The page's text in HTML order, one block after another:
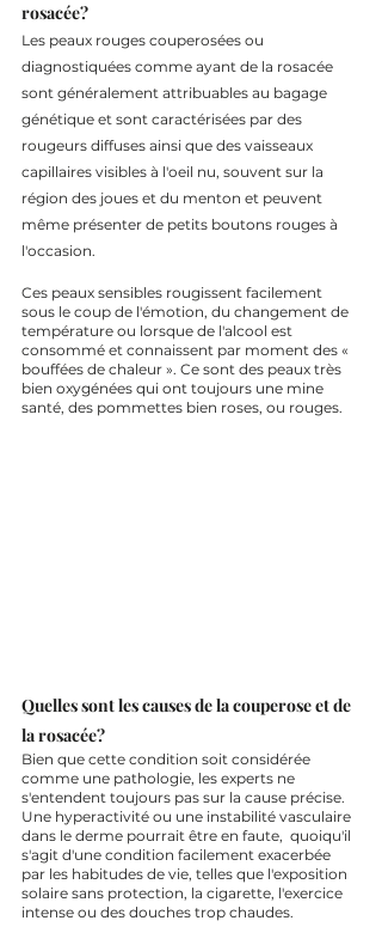
rosacée?
Les peaux rouges couperosées ou
diagnostiquées comme ayant de la rosacée
sont généralement attribuables au bagage
génétique et sont caractérisées par des
rougeurs diffuses ainsi que des vaisseaux
capillaires visibles à l'oeil nu, souvent sur la
région des joues et du menton et peuvent
même présenter de petits boutons rouges à
l'occasion.
Ces peaux sensibles rougissent facilement
sous le coup de l'émotion, du changement de
température ou lorsque de l'alcool est
consommé et connaissent par moment des «
bouffées de chaleur ». Ce sont des peaux très
bien oxygénées qui ont toujours une mine
santé, des pommettes bien roses, ou rouges.
Quelles sont les causes de la couperose et de
la rosacée?
Bien que cette condition soit considérée
comme une pathologie, les experts ne
s'entendent toujours pas sur la cause précise.
Une hyperactivité ou une instabilité vasculaire
dans le derme pourrait être en faute,  quoiqu'il
s'agit d'une condition facilement exacerbée
par les habitudes de vie, telles que l'exposition
solaire sans protection, la cigarette, l'exercice
intense ou des douches trop chaudes.